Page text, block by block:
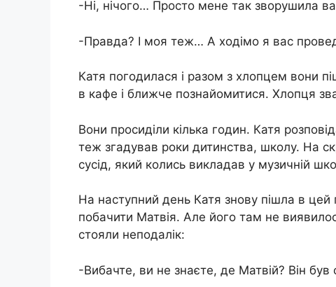
-Ні, нічого… Просто мене так зворушила
-Правда? І моя теж… А ходімо я вас
Катя погодилася і разом з хлопцем вони
в кафе і ближче познайомитися. Хлопця
Вони просиділи кілька годин. Катя
теж згадував роки дитинства, школу. На
сусід, який колись викладав у музичній
На наступний день Катя знову пішла в цей
побачити Матвія. Але його там не
стояли неподалік:
-Вибачте, ви не знаєте, де Матвій? Він був